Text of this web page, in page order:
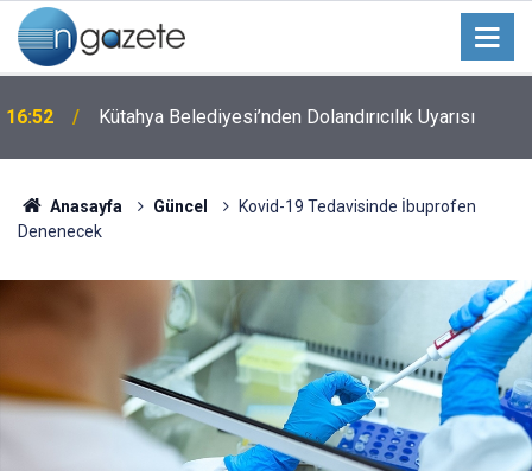
16:52 Kütahya Belediyesi’nden Dolandırıcılık Uyarısı
Anasayfa Güncel
Kovid-19 Tedavisinde İbuprofen
Denenecek